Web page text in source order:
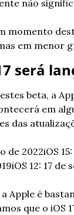
não
momento
em menor
será
beta, a
em
das
de 2022iOS
iOS 12: 17 de
Apple é
que o iOS